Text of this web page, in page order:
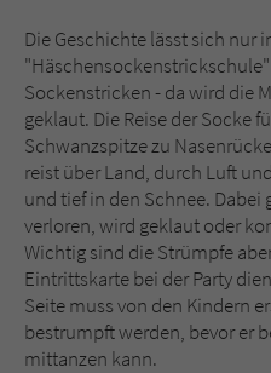
Die Geschichte lässt sich nur
Sockenstricken - da wird die
geklaut. Die Reise der Socke
Schwanzspitze zu
reist über Land, durch Luft
und tief in den Schnee.
verloren, wird geklaut oder
Wichtig sind die Strümpfe
Eintrittskarte bei der Party
Seite muss von den Kindern
bestrumpft werden, bevor er
mittanzen kann.